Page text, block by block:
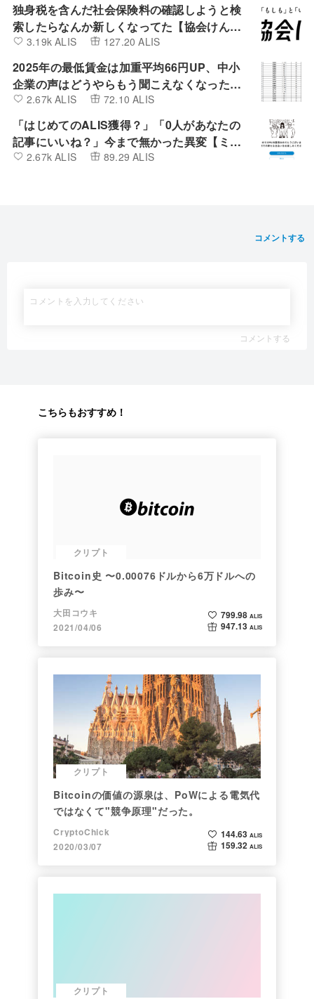
独身税を含んだ社会保険料の確認しようと検
索したらなんか新しくなってた【協会けん
ぽ】3.19k ALIS 127.20 ALIS
2025年の最低賃金は加重平均66円UP、中小
企業の声はどうやらもう聞こえなくなったよ
うです。
2.67k ALIS 72.10 ALIS
「はじめてのALIS獲得？」「0人があなたの
記事にいいね？」今まで無かった異変【ミン
カブIR】
2.67k ALIS 89.29 ALIS
コメントする
コメントする
こちらもおすすめ！
クリプト
Bitcoin史 〜0.00076ドルから6万ドルへの
歩み〜
大田コウキ
2021/04/06
799.98 ALIS
947.13 ALIS
クリプト
Bitcoinの価値の源泉は、PoWによる電気代
ではなくて"競争原理"だった。
CryptoChick
2020/03/07
144.63 ALIS
159.32 ALIS
クリプト